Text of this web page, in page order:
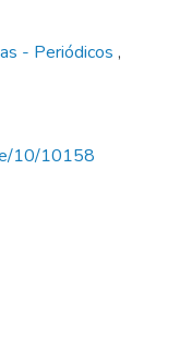
- Periódicos ,
10/10158